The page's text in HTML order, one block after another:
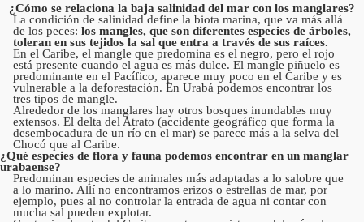
¿Cómo se relaciona la baja salinidad del mar con los manglares?
La condición de salinidad define la biota marina, que va más allá
de los peces: los mangles, que son diferentes especies de árboles,
toleran en sus tejidos la sal que entra a través de sus raíces.
En el Caribe, el mangle que predomina es el negro, pero el rojo
está presente cuando el agua es más dulce. El mangle piñuelo es
predominante en el Pacífico, aparece muy poco en el Caribe y es
vulnerable a la deforestación. En Urabá podemos encontrar los
tres tipos de mangle.
Alrededor de los manglares hay otros bosques inundables muy
extensos. El delta del Atrato (accidente geográfico que forma la
desembocadura de un río en el mar) se parece más a la selva del
Chocó que al Caribe.
¿Qué especies de flora y fauna podemos encontrar en un manglar
urabaense?
Predominan especies de animales más adaptadas a lo salobre que
a lo marino. Allí no encontramos erizos o estrellas de mar, por
ejemplo, pues al no controlar la entrada de agua ni contar con
mucha sal pueden explotar.